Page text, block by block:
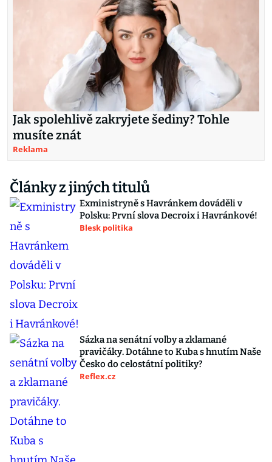
Jak spolehlivě zakryjete šediny? Tohle
musíte znát
Reklama
Články z jiných titulů
Exministryně s Havránkem dováděli v
Polsku: První slova Decroix i Havránkové!
Blesk politika
Sázka na senátní volby a zklamané
pravičáky. Dotáhne to Kuba s hnutím Naše
Česko do celostátní politiky?
Reflex.cz